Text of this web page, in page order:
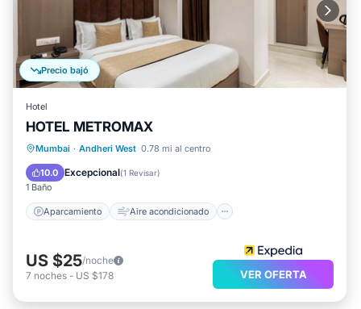
Precio bajó
Hotel
HOTEL METROMAX
Mumbai · Andheri West 0.78 mi al centro
10.0 Excepcional(1 Revisar)
1 Baño
Aparcamiento Aire acondicionado
Aparcamiento
Aire acondicionado
Internet
Apto para niños
US $25/noche
7 noches - US $178 VER OFERTA